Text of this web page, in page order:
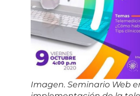
Imagen. Seminario Web